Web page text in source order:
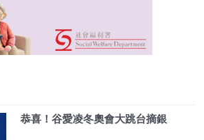
恭喜！谷愛凌冬奧會大跳台摘銀